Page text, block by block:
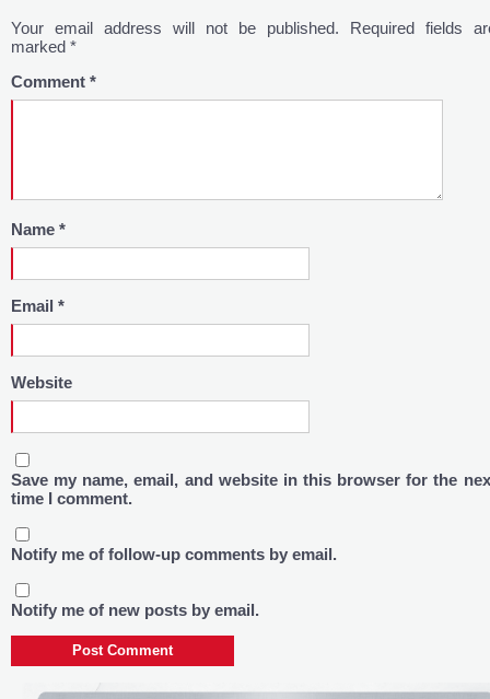
Your email address will not be published.
Required fields
marked *
Comment *
Name *
Email *
Website
Save my name, email, and website in this browser for the
time I comment.
Notify me of follow-up comments by email.
Notify me of new posts by email.